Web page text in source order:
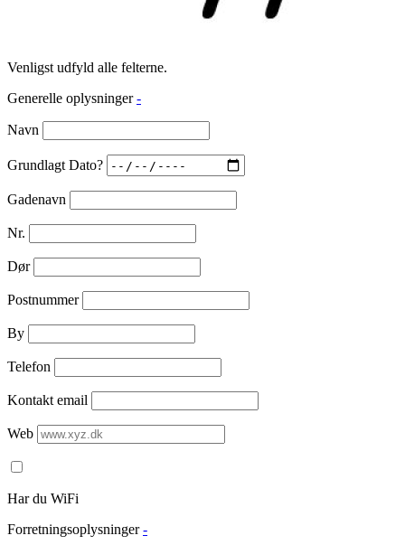
Venligst udfyld alle felterne.
Generelle oplysninger -
Navn
Grundlagt Dato?
Gadenavn
Nr.
Dør
Postnummer
By
Telefon
Kontakt email
Web
Har du WiFi
Forretningsoplysninger -